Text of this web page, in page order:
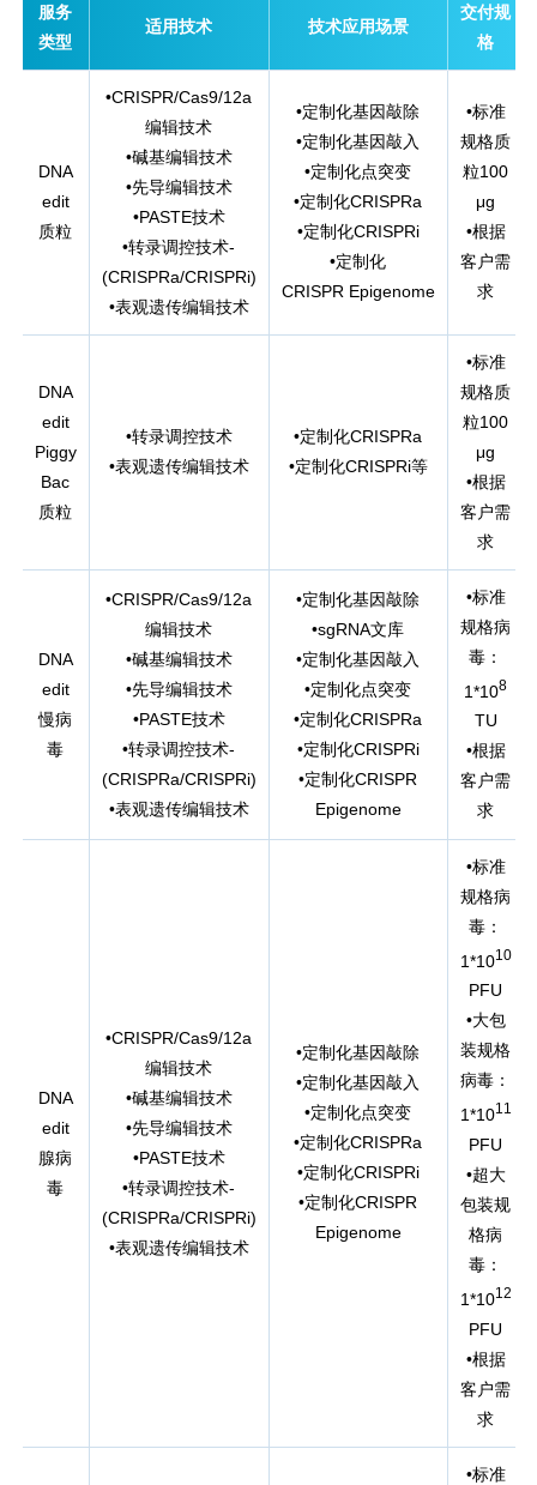
服务
类型
适用技术 技术应用场景
交付规
格
DNA
edit
质粒
•CRISPR/Cas9/12a
编辑技术
•碱基编辑技术
•先导编辑技术
•PASTE技术
•转录调控技术-
(CRISPRa/CRISPRi)
•表观遗传编辑技术
•定制化基因敲除
•定制化基因敲入
•定制化点突变
•定制化CRISPRa
•定制化CRISPRi
•定制化
CRISPR Epigenome
•标准
规格质
粒100
μg
•根据
客户需
求
DNA
edit
Piggy
Bac
质粒
•转录调控技术
•表观遗传编辑技术
•定制化CRISPRa
•定制化CRISPRi等
•标准
规格质
粒100
μg
•根据
客户需
求
DNA
edit
慢病
毒
•CRISPR/Cas9/12a
编辑技术
•碱基编辑技术
•先导编辑技术
•PASTE技术
•转录调控技术-
(CRISPRa/CRISPRi)
•表观遗传编辑技术
•定制化基因敲除
•sgRNA文库
•定制化基因敲入
•定制化点突变
•定制化CRISPRa
•定制化CRISPRi
•定制化CRISPR
Epigenome
•标准
规格病
毒：
1*108
TU
•根据
客户需
求
DNA
edit
腺病
毒
•CRISPR/Cas9/12a
编辑技术
•碱基编辑技术
•先导编辑技术
•PASTE技术
•转录调控技术-
(CRISPRa/CRISPRi)
•表观遗传编辑技术
•定制化基因敲除
•定制化基因敲入
•定制化点突变
•定制化CRISPRa
•定制化CRISPRi
•定制化CRISPR
Epigenome
•标准
规格病
毒：
1*1010
PFU
•大包
装规格
病毒：
1*1011
PFU
•超大
包装规
格病
毒：
1*1012
PFU
•根据
客户需
求
•标准